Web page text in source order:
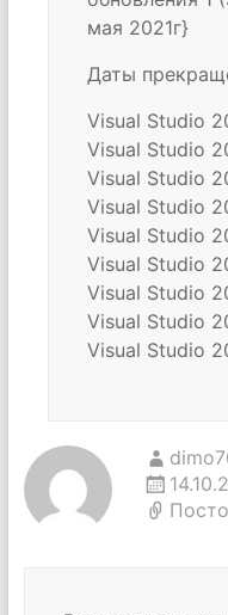
мая 2021г}
Даты
Visual Studio
Visual Studio
Visual Studio
Visual Studio
Visual Studio
Visual Studio
Visual Studio
Visual Studio
Visual Studio